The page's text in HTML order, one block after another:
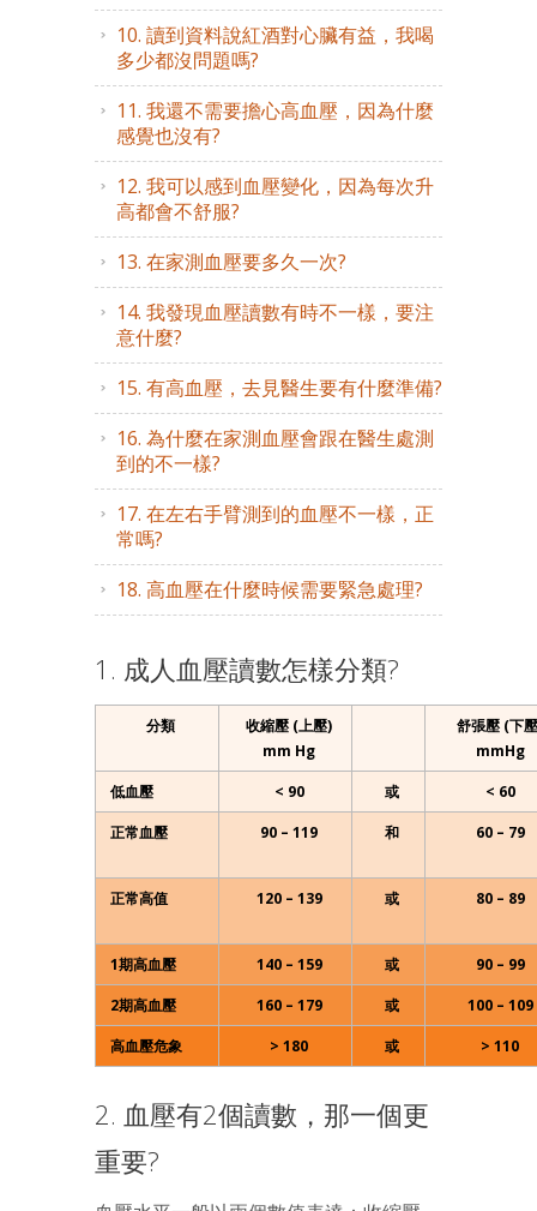
10. 讀到資料說紅酒對心臟有益，我喝
多少都沒問題嗎?
11. 我還不需要擔心高血壓，因為什麼
感覺也沒有?
12. 我可以感到血壓變化，因為每次升
高都會不舒服?
13. 在家測血壓要多久一次?
14. 我發現血壓讀數有時不一樣，要注
意什麼?
15. 有高血壓，去見醫生要有什麼準備?
16. 為什麼在家測血壓會跟在醫生處測
到的不一樣?
17. 在左右手臂測到的血壓不一樣，正
常嗎?
18. 高血壓在什麼時候需要緊急處理?
1. 成人血壓讀數怎樣分類?
分類
收縮壓 (上壓)
mm Hg
舒張壓 (下
mmHg
低血壓
< 90 或
< 60
正常血壓
90 – 119 和 60 – 79
正常高值 120 – 139 或 80 – 89
1期高血壓 140 – 159 或
90 – 99
2期高血壓
160 – 179 或
100 – 109
高血壓危象
> 180 或 > 110
2. 血壓有2個讀數，那一個更
重要?